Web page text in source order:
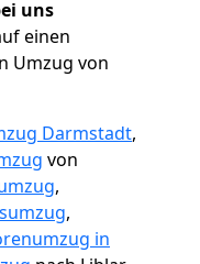
uns
einen
Umzug von
Darmstadt,
von
,
,
in